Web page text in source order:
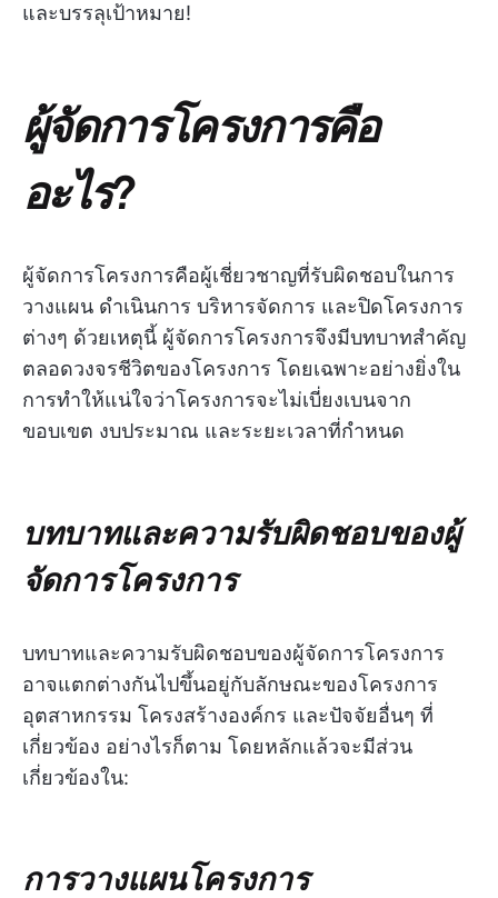
และบรรลุเป้าหมาย!
ผู้จัดการโครงการคือ
อะไร?
ผู้จัดการโครงการคือผู้เชี่ยวชาญที่รับผิดชอบในการ
วางแผน ดำเนินการ บริหารจัดการ และปิดโครงการ
ต่างๆ ด้วยเหตุนี้ ผู้จัดการโครงการจึงมีบทบาทสำคัญ
ตลอดวงจรชีวิตของโครงการ โดยเฉพาะอย่างยิ่งใน
การทำให้แน่ใจว่าโครงการจะไม่เบี่ยงเบนจาก
ขอบเขต งบประมาณ และระยะเวลาที่กำหนด
บทบาทและความรับผิดชอบของผู้
จัดการโครงการ
บทบาทและความรับผิดชอบของผู้จัดการโครงการ
อาจแตกต่างกันไปขึ้นอยู่กับลักษณะของโครงการ
อุตสาหกรรม โครงสร้างองค์กร และปัจจัยอื่นๆ ที่
เกี่ยวข้อง อย่างไรก็ตาม โดยหลักแล้วจะมีส่วน
เกี่ยวข้องใน:
การวางแผนโครงการ